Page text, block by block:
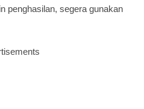
penghasilan, segera gunakan